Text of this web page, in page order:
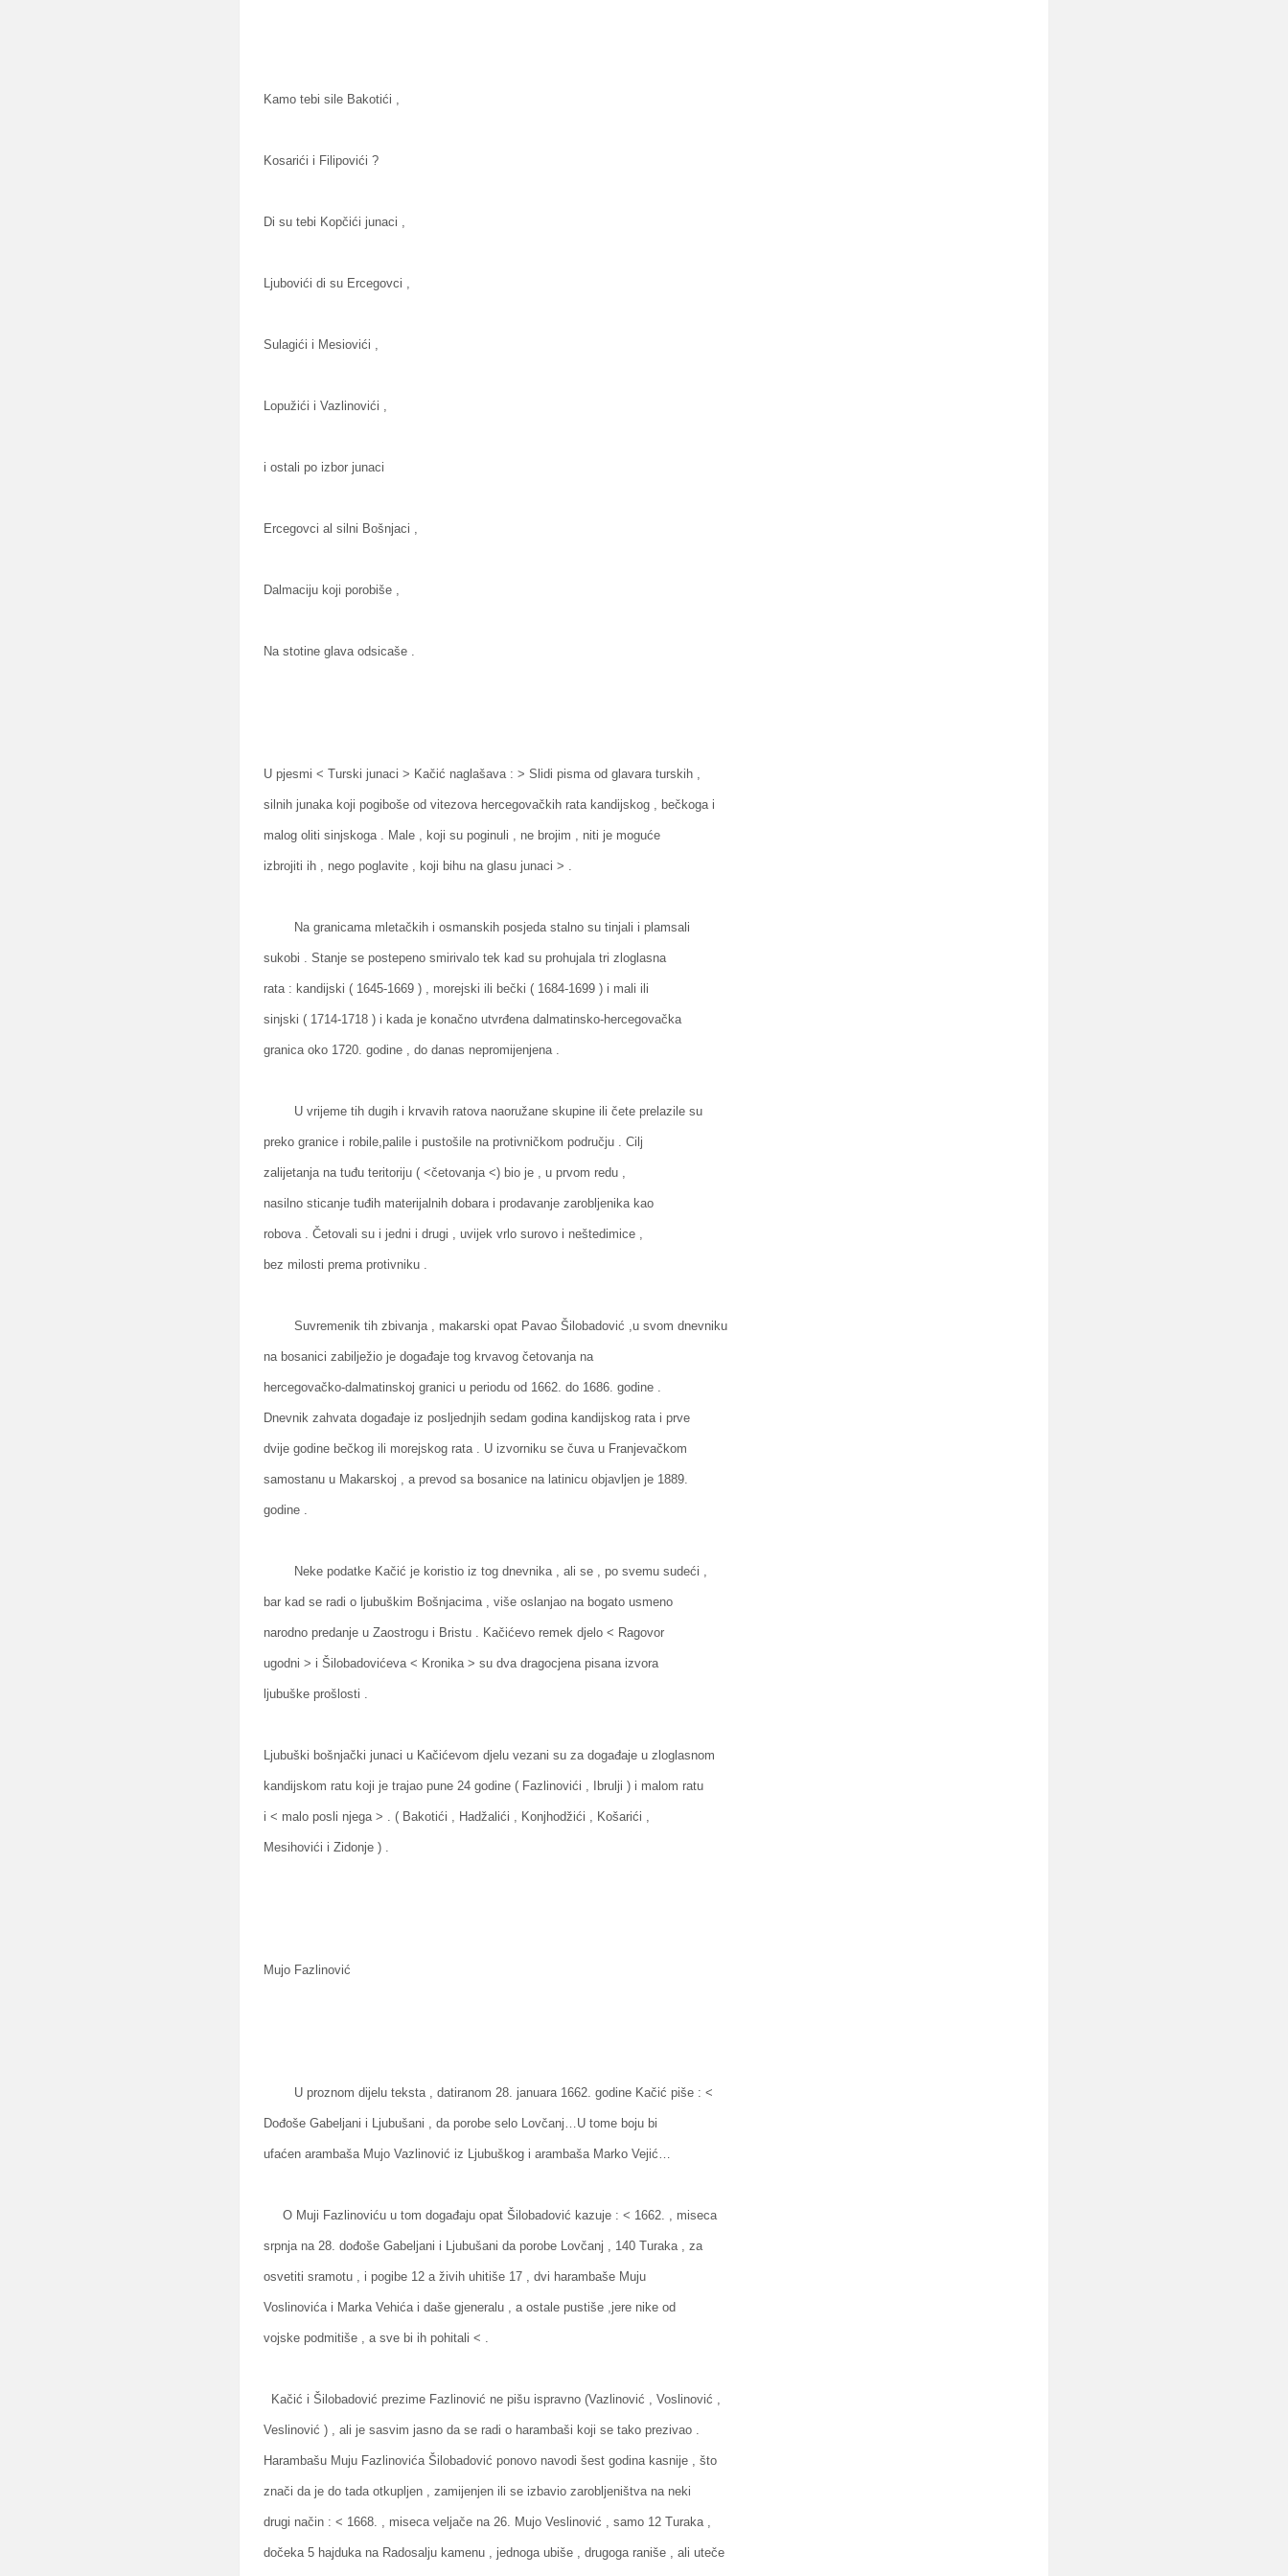
Kamo tebi sile Bakotići ,
Kosarići i Filipovići ?
Di su tebi Kopčići junaci ,
Ljubovići di su Ercegovci ,
Sulagići i Mesiovići ,
Lopužići i Vazlinovići ,
i ostali po izbor junaci
Ercegovci al silni Bošnjaci ,
Dalmaciju koji porobiše ,
Na stotine glava odsicaše .
U pjesmi < Turski junaci > Kačić naglašava : > Slidi pisma od glavara turskih ,
silnih junaka koji pogiboše od vitezova hercegovačkih rata kandijskog , bečkoga i
malog oliti sinjskoga . Male , koji su poginuli , ne brojim , niti je moguće
izbrojiti ih , nego poglavite , koji bihu na glasu junaci > .
Na granicama mletačkih i osmanskih posjeda stalno su tinjali i plamsali
sukobi . Stanje se postepeno smirivalo tek kad su prohujala tri zloglasna
rata : kandijski ( 1645-1669 ) , morejski ili bečki ( 1684-1699 ) i mali ili
sinjski ( 1714-1718 ) i kada je konačno utvrđena dalmatinsko-hercegovačka
granica oko 1720. godine , do danas nepromijenjena .
U vrijeme tih dugih i krvavih ratova naoružane skupine ili čete prelazile su
preko granice i robile,palile i pustošile na protivničkom području . Cilj
zalijetanja na tuđu teritoriju ( <četovanja <) bio je , u prvom redu ,
nasilno sticanje tuđih materijalnih dobara i prodavanje zarobljenika kao
robova . Četovali su i jedni i drugi , uvijek vrlo surovo i neštedimice ,
bez milosti prema protivniku .
Suvremenik tih zbivanja , makarski opat Pavao Šilobadović ,u svom dnevniku
na bosanici zabilježio je događaje tog krvavog četovanja na
hercegovačko-dalmatinskoj granici u periodu od 1662. do 1686. godine .
Dnevnik zahvata događaje iz posljednjih sedam godina kandijskog rata i prve
dvije godine bečkog ili morejskog rata . U izvorniku se čuva u Franjevačkom
samostanu u Makarskoj , a prevod sa bosanice na latinicu objavljen je 1889.
godine .
Neke podatke Kačić je koristio iz tog dnevnika , ali se , po svemu sudeći ,
bar kad se radi o ljubuškim Bošnjacima , više oslanjao na bogato usmeno
narodno predanje u Zaostrogu i Bristu . Kačićevo remek djelo < Ragovor
ugodni > i Šilobadovićeva < Kronika > su dva dragocjena pisana izvora
ljubuške prošlosti .
Ljubuški bošnjački junaci u Kačićevom djelu vezani su za događaje u zloglasnom
kandijskom ratu koji je trajao pune 24 godine ( Fazlinovići , Ibrulji ) i malom ratu
i < malo posli njega > . ( Bakotići , Hadžalići , Konjhodžići , Košarići ,
Mesihovići i Zidonje ) .
Mujo Fazlinović
U proznom dijelu teksta , datiranom 28. januara 1662. godine Kačić piše : <
Dođoše Gabeljani i Ljubušani , da porobe selo Lovčanj…U tome boju bi
ufaćen arambaša Mujo Vazlinović iz Ljubuškog i arambaša Marko Vejić…
O Muji Fazlinoviću u tom događaju opat Šilobadović kazuje : < 1662. , miseca
srpnja na 28. dođoše Gabeljani i Ljubušani da porobe Lovčanj , 140 Turaka , za
osvetiti sramotu , i pogibe 12 a živih uhitiše 17 , dvi harambaše Muju
Voslinovića i Marka Vehića i daše gjeneralu , a ostale pustiše ,jere nike od
vojske podmitiše , a sve bi ih pohitali < .
Kačić i Šilobadović prezime Fazlinović ne pišu ispravno (Vazlinović , Voslinović ,
Veslinović ) , ali je sasvim jasno da se radi o harambaši koji se tako prezivao .
Harambašu Muju Fazlinovića Šilobadović ponovo navodi šest godina kasnije , što
znači da je do tada otkupljen , zamijenjen ili se izbavio zarobljeništva na neki
drugi način : < 1668. , miseca veljače na 26. Mujo Veslinović , samo 12 Turaka ,
dočeka 5 hajduka na Radosalju kamenu , jednoga ubiše , drugoga raniše , ali uteče